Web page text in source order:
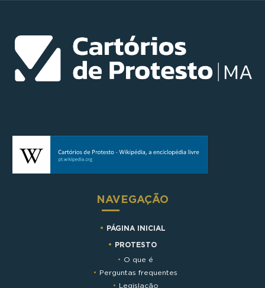
NAVEGAÇÃO
PÁGINA INICIAL
PROTESTO
O que é
Perguntas frequentes
Legislação